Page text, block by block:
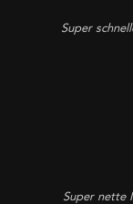
Super
Super nette